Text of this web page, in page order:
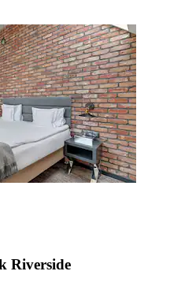
Riverside